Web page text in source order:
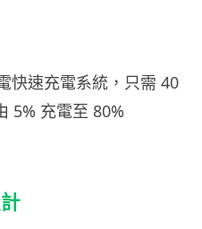
快速充電系統，只需 40
5% 充電至 80%